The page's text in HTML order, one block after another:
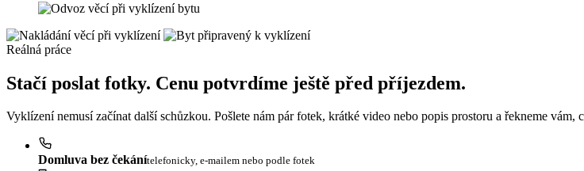
Reálná práce
Stačí poslat fotky. Cenu potvrdíme ještě před příjezdem.
Vyklízení nemusí začínat další schůzkou. Pošlete nám pár fotek, krátké video nebo popis prostoru a řekneme
Domluva bez čekánítelefonicky, e-mailem nebo podle fotek